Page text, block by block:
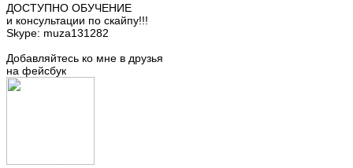
ДОСТУПНО ОБУЧЕНИЕ
и консультации по скайпу!!!
Skype: muza131282
Добавляйтесь ко мне в друзья
на фейсбук